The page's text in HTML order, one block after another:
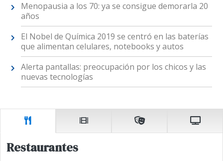
Menopausia a los 70: ya se consigue demorarla 20
años
El Nobel de Química 2019 se centró en las baterías
que alimentan celulares, notebooks y autos
Alerta pantallas: preocupación por los chicos y las
nuevas tecnologías
Restaurantes